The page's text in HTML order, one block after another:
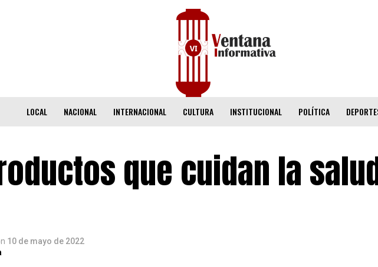
LOCAL NACIONAL INTERNACIONAL CULTURA INSTITUCIONAL POLÍTICA
que cuidan la
10 de mayo de 2022